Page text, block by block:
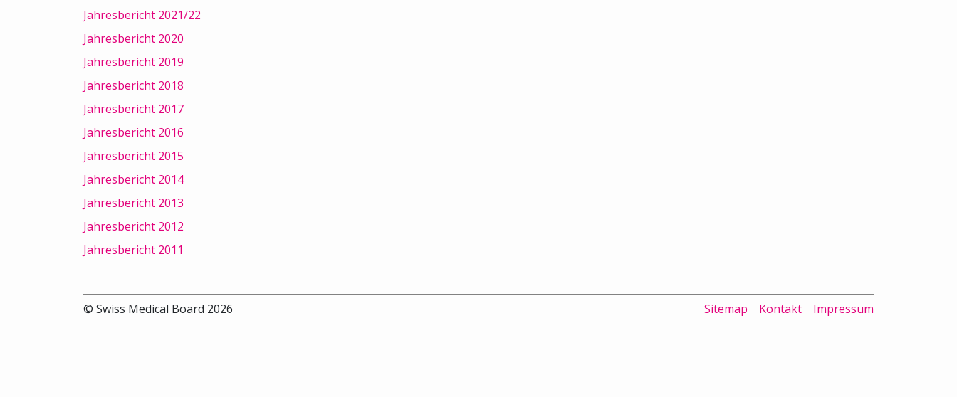
Jahresbericht 2021/22
Jahresbericht 2020
Jahresbericht 2019
Jahresbericht 2018
Jahresbericht 2017
Jahresbericht 2016
Jahresbericht 2015
Jahresbericht 2014
Jahresbericht 2013
Jahresbericht 2012
Jahresbericht 2011
© Swiss Medical Board 2026 Sitemap Kontakt Impressum